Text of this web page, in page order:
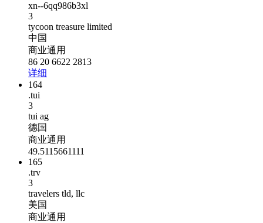
xn--6qq986b3xl
3
tycoon treasure limited
中国
商业通用
86 20 6622 2813
详细
164
.tui
3
tui ag
德国
商业通用
49.5115661111
165
.trv
3
travelers tld, llc
美国
商业通用